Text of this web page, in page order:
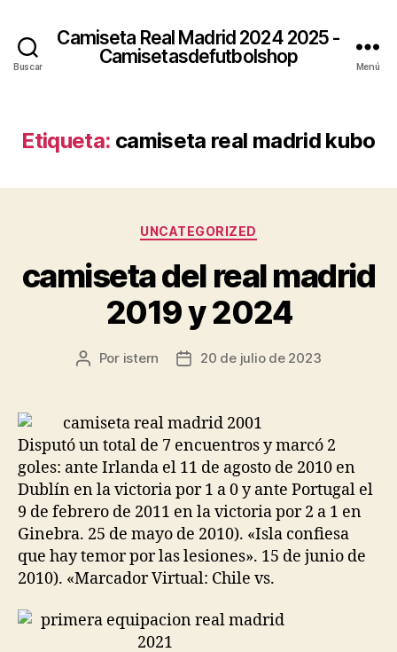
Buscar
Camiseta Real Madrid 2024 2025 -
Camisetasdefutbolshop
Menú
Etiqueta: camiseta real madrid kubo
Categorías
UNCATEGORIZED
camiseta del real madrid
2019 y 2024
Autor
entrada
Por istern
Fecha
entrada
20 de julio de 2023
Disputó un total de 7 encuentros y marcó 2
goles: ante Irlanda el 11 de agosto de 2010 en
Dublín en la victoria por 1 a 0 y ante Portugal el
9 de febrero de 2011 en la victoria por 2 a 1 en
Ginebra. 25 de mayo de 2010). «Isla confiesa
que hay temor por las lesiones». 15 de junio de
2010). «Marcador Virtual: Chile vs.